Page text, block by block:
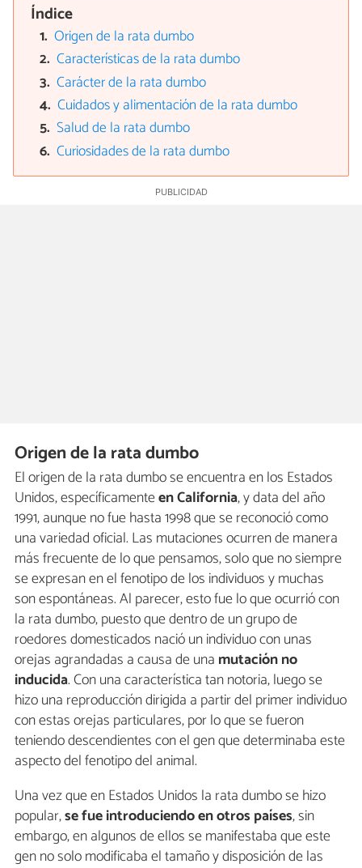
Índice
Origen de la rata dumbo
Características de la rata dumbo
Carácter de la rata dumbo
Cuidados y alimentación de la rata dumbo
Salud de la rata dumbo
Curiosidades de la rata dumbo
Origen de la rata dumbo
El origen de la rata dumbo se encuentra en los Estados
Unidos, específicamenteen California, y data del año
1991, aunque no fue hasta 1998 que se reconoció como
una variedad oficial. Las mutaciones ocurren de manera
más frecuente de lo que pensamos, solo que no siempre
se expresan en el fenotipo de los individuos y muchas
son espontáneas. Al parecer, esto fue lo que ocurrió con
la rata dumbo, puesto que dentro de un grupo de
roedores domesticados nació un individuo con unas
orejas agrandadas a causa de una mutación no
inducida. Con una característica tan notoria, luego se
hizo una reproducción dirigida a partir del primer individuo
con estas orejas particulares, por lo que se fueron
teniendo descendientes con el gen que determinaba este
aspecto del fenotipo del animal.
Una vez que en Estados Unidos la rata dumbo se hizo
popular,se fue introduciendo en otros países, sin
embargo, en algunos de ellos se manifestaba que este
gen no solo modificaba el tamaño y disposición de las